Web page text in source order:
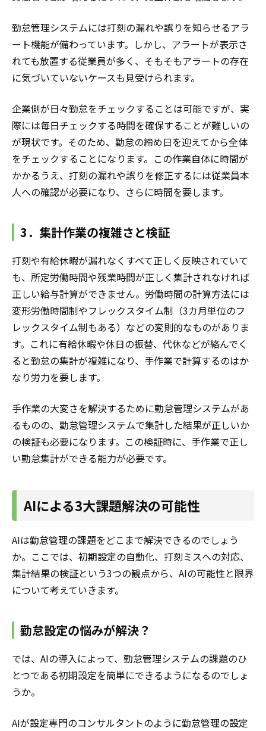
勤怠管理システムには打刻の漏れや誤りを知らせるアラ
ート機能が備わっています。しかし、アラートが表示さ
れても放置する従業員が多く、そもそもアラートの存在
に気づいていないケースも見受けられます。
企業側が日々勤怠をチェックすることは可能ですが、実
際には毎日チェックする時間を確保することが難しいの
が現状です。そのため、勤怠の締め日を迎えてから全体
をチェックすることになります。この作業自体に時間が
かかるうえ、打刻の漏れや誤りを修正するには従業員本
人への確認が必要になり、さらに時間を要します。
3．集計作業の複雑さと検証
打刻や有給休暇が漏れなくすべて正しく反映されていて
も、所定労働時間や残業時間が正しく集計されなければ
正しい給与計算ができません。労働時間の計算方法には
変形労働時間制やフレックスタイム制（3カ月単位のフ
レックスタイム制もある）などの変則的なものがありま
す。これに有給休暇や休日の振替、代休などが絡んでく
ると勤怠の集計が複雑になり、手作業で計算するのはか
なり労力を要します。
手作業の大変さを解決するために勤怠管理システムがあ
るものの、勤怠管理システムで集計した結果が正しいか
の検証も必要になります。この検証時に、手作業で正し
い勤怠集計ができる能力が必要です。
AIによる3大課題解決の可能性
AIは勤怠管理の課題をどこまで解決できるのでしょう
か。ここでは、初期設定の自動化、打刻ミスへの対応、
集計結果の検証という3つの観点から、AIの可能性と限界
について考えていきます。
勤怠設定の悩みが解決？
では、AIの導入によって、勤怠管理システムの課題のひ
とつである初期設定を簡単にできるようになるのでしょ
うか。
AIが設定専門のコンサルタントのように勤怠管理の設定